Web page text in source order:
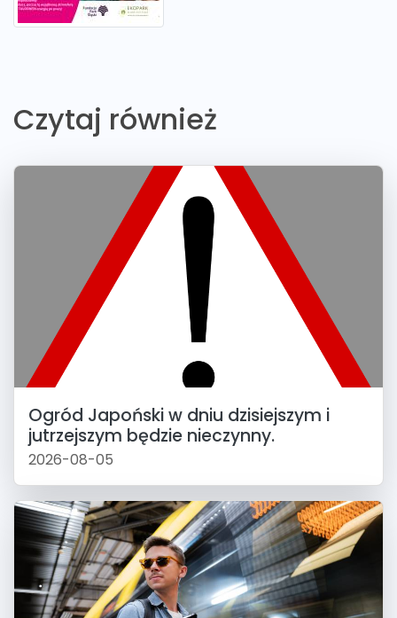
Czytaj również
Ogród Japoński w dniu dzisiejszym i
jutrzejszym będzie nieczynny.
2026-08-05